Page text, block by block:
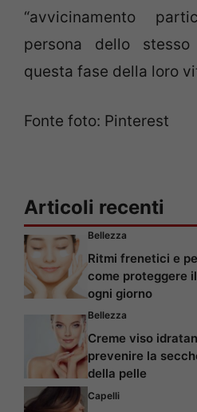
“avvicinamento
persona dello
questa fase della loro
Fonte foto: Pinterest
Articoli recenti
Bellezza
Ritmi frenetici e
come proteggere
ogni giorno
Bellezza
Creme viso
prevenire la
della pelle
Capelli